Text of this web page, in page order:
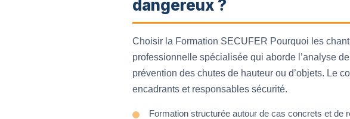
dangereux ?
Choisir la Formation SECUFER Pourquoi les
professionnelle spécialisée qui aborde l’analyse
prévention des chutes de hauteur ou d’objets. Le
encadrants et responsables sécurité.
Formation structurée autour de cas concrets et de